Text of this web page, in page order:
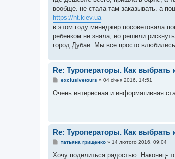
д
о
л
е
н
н
я
вообще. не стала там заказывать. а
https://ht.kiev.ua
в этом году менеджер посоветовала
ребенком не знала, но решили
город Дубаи. Мы все просто
Re: Туроператоры. Как выбрать
П
в
н
exclusivetours » 04 січня 2016, 14:51
Очень интересная и информативная
Re: Туроператоры. Как выбрать
П
в
татьяна грищенко» 14 лютого 2016, 09:04
Хочу поделиться радостью. Наконец-